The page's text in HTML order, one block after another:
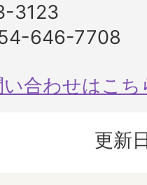
3123
646-7708
合わせはこち
更新